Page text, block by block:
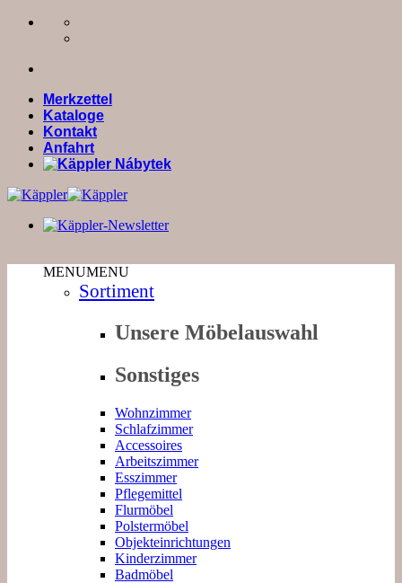
Zum
Merkzettel
Kataloge
Kontakt
Anfahrt
MENUMENU
Sortiment
Unsere Möbelauswahl
Sonstiges
Wohnzimmer
Schlafzimmer
Accessoires
Arbeitszimmer
Esszimmer
Pflegemittel
Flurmöbel
Polstermöbel
Objekteinrichtungen
Kinderzimmer
Badmöbel